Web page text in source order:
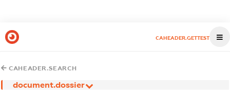
CAHEADER.GETTEST
CAHEADER.SEARCH
document.dossier